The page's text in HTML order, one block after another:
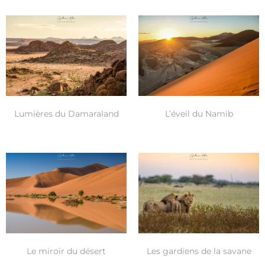
Lumières du Damaraland L’éveil du Namib
Le miroir du désert Les gardiens de la savane